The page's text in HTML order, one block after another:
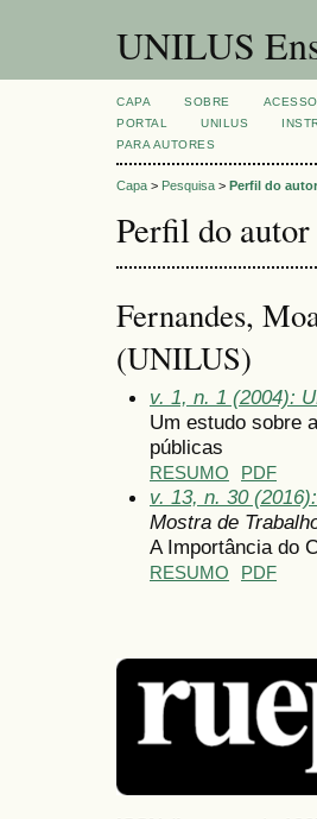
UNILUS
CAPA SOBRE ACESSO
PORTAL
UNILUS
PARA AUTORES
Capa > Pesquisa > Perfil do autor
Perfil do autor
Fernandes,
(UNILUS)
v. 1, n. 1 (2004):
Um estudo sobre
públicas
RESUMO PDF
v. 13, n. 30
Mostra de
A Importância do
RESUMO PDF